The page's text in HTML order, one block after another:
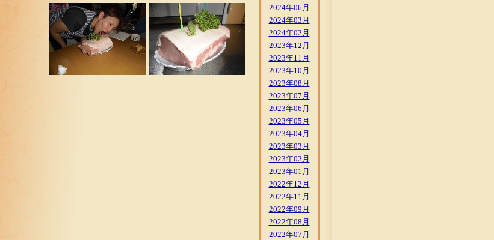
2024年06月
2024年03月
2024年02月
2023年12月
2023年11月
2023年10月
2023年08月
2023年07月
2023年06月
2023年05月
2023年04月
2023年03月
2023年02月
2023年01月
2022年12月
2022年11月
2022年09月
2022年08月
2022年07月